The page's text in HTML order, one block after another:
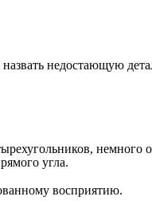
недостающую
немного
угла.
восприятию.